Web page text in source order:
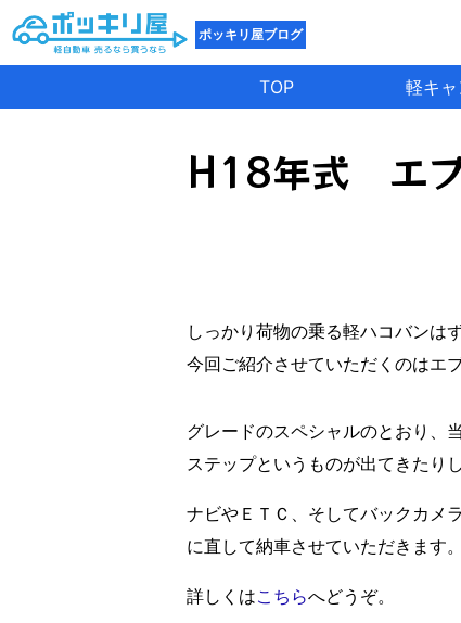
ポッキリ屋ブログ
TOP 軽キ
H18年式 エ
しっかり荷物の乗る軽ハコバンは
今回ご紹介させていただくのはエ
グレードのスペシャルのとおり、
ステップというものが出てきたり
ナビやＥＴＣ、そしてバックカメ
に直して納車させていただきます。
詳しくはこちらへどうぞ。